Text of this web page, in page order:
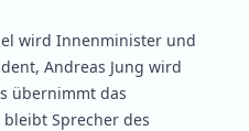
wird Innenminister und
Andreas Jung wird
übernimmt das
Sprecher des